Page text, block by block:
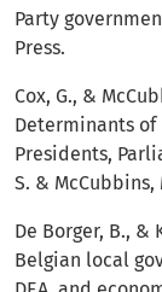
Party
Press.
Cox, G., &
Determinants of
Presidents,
S. &
De Borger, B., &
Belgian local